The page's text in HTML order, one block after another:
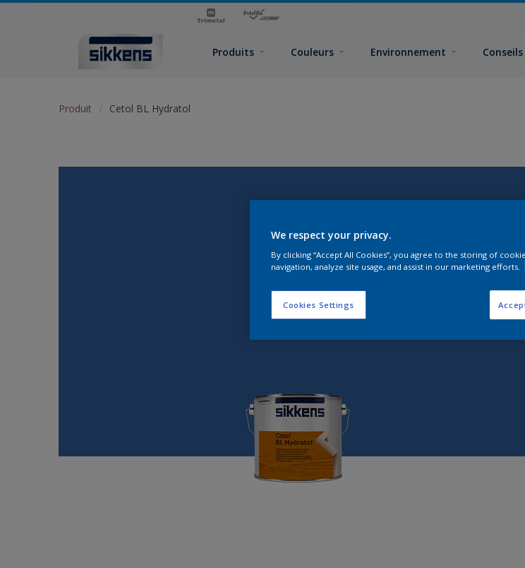
Produits Couleurs Environnement
Produit Cetol BL Hydratol
We respect your privacy.
By clicking “Accept All Cookies”, you agree to the storing of
navigation, analyze site usage, and assist in our marketing efforts.
Cookies Settings